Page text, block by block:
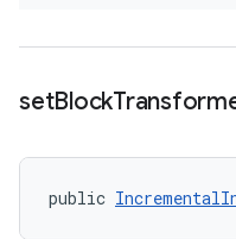
setBlock
public